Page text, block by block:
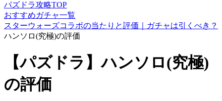
パズドラ攻略TOP
おすすめガチャ一覧
スターウォーズコラボの当たりと評価｜ガチャは引くべき？
ハンソロ(究極)の評価
【パズドラ】ハンソロ(究極)
の評価